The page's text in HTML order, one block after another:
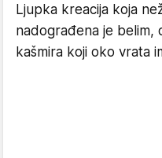
Ljupka kreacija koja
nadograđena je belim,
kašmira koji oko vrata